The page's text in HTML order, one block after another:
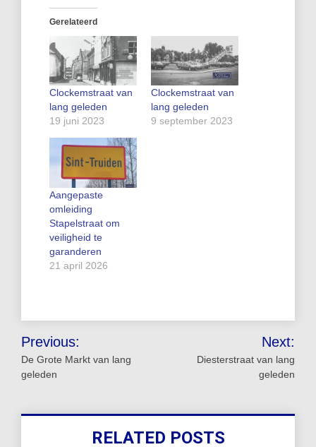
Gerelateerd
Clockemstraat van
lang geleden
19 juni 2023
Clockemstraat van
lang geleden
9 september 2023
Aangepaste
omleiding
Stapelstraat om
veiligheid te
garanderen
21 april 2026
Bericht
navigatie
Previous:
De Grote Markt van lang
geleden
Next:
Diesterstraat van lang
geleden
RELATED POSTS